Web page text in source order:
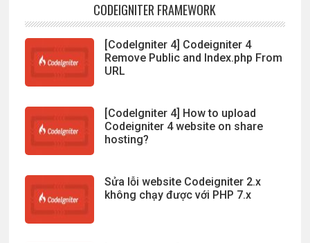
CODEIGNITER FRAMEWORK
[CodeIgniter 4] Codeigniter 4
Remove Public and Index.php From
URL
[CodeIgniter 4] How to upload
Codeigniter 4 website on share
hosting?
Sửa lỗi website Codeigniter 2.x
không chạy được với PHP 7.x